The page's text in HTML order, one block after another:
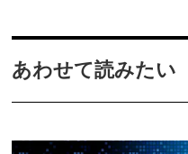
あわせて読みたい